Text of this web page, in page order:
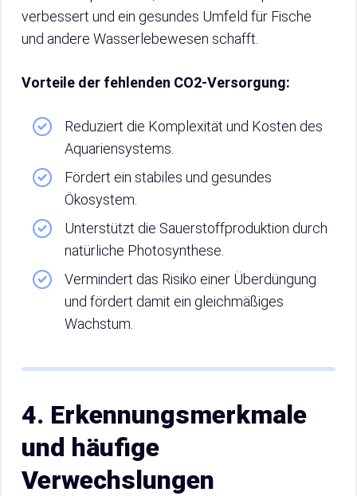
verbessert und ein gesundes Umfeld für Fische
und andere Wasserlebewesen schafft.
Vorteile der fehlenden CO2-Versorgung:
Reduziert die Komplexität und Kosten des
Aquariensystems.
Fördert ein stabiles und gesundes
Ökosystem.
Unterstützt die Sauerstoffproduktion durch
natürliche Photosynthese.
Vermindert das Risiko einer Überdüngung
und fördert damit ein gleichmäßiges
Wachstum.
4. Erkennungsmerkmale
und häufige
Verwechslungen